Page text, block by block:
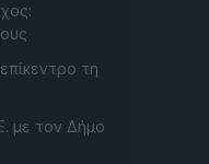
τη
με τον Δήμο